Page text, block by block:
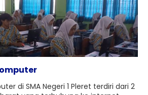
di SMA Negeri 1 Pleret terdiri dari 2